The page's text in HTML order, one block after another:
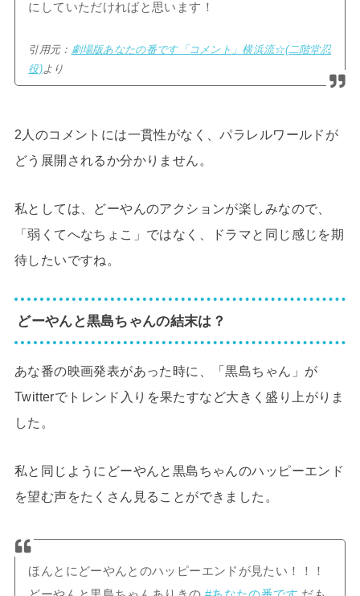
にしていただければと思います！
引用元： 劇場版あなたの番です「コメント」横浜流☆(二階堂忍
役)より
2人のコメントには一貫性がなく、パラレルワールドが
どう展開されるか分かりません。
私としては、どーやんのアクションが楽しみなので、
「弱くてへなちょこ」ではなく、ドラマと同じ感じを期
待したいですね。
どーやんと黒島ちゃんの結末は？
あな番の映画発表があった時に、「黒島ちゃん」が
Twitterでトレンド入りを果たすなど大きく盛り上がりま
した。
私と同じようにどーやんと黒島ちゃんのハッピーエンド
を望む声をたくさん見ることができました。
ほんとにどーやんとのハッピーエンドが見たい！！！